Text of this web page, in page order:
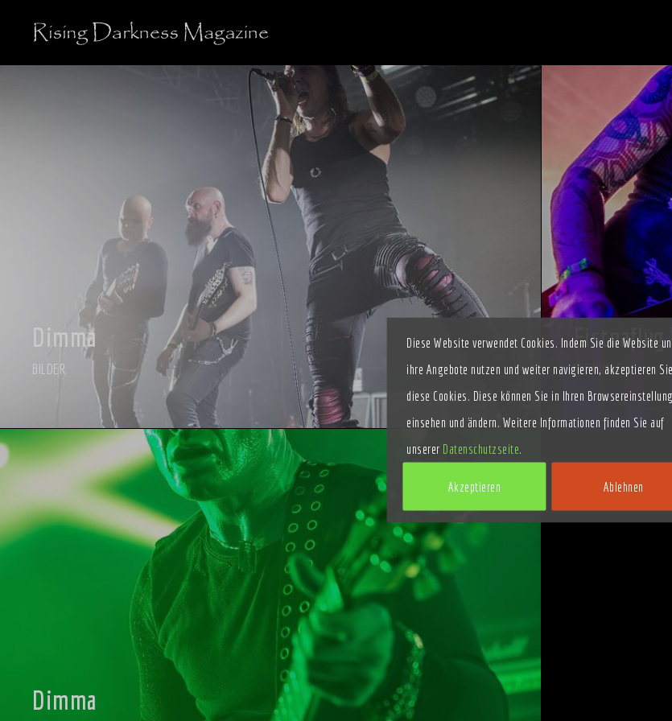
Dimma
BILDER
Dimma
Eistnaflug
FESTIVALS
Diese Website verwendet Cookies. Indem Sie die Website
ihre Angebote nutzen und weiter navigieren, akzeptieren Sie
diese Cookies. Diese können Sie in Ihren
einsehen und ändern. Weitere Informationen finden Sie auf
unserer Datenschutzseite
Akzeptieren Ablehnen